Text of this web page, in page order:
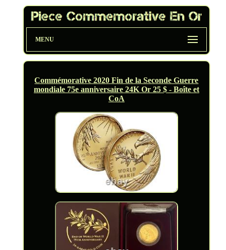
MENU
Commémorative 2020 Fin de la Seconde Guerre
mondiale 75e anniversaire 24K Or 25 $ - Boîte et
CoA